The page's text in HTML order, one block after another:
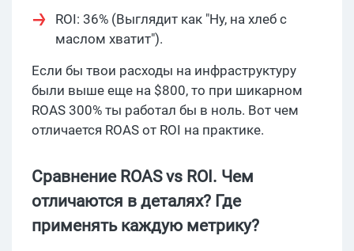
ROI: 36% (Выглядит как "Ну, на хлеб с
маслом хватит").
Если бы твои расходы на инфраструктуру
были выше еще на $800, то при шикарном
ROAS 300% ты работал бы в ноль. Вот чем
отличается ROAS от ROI на практике.
Сравнение ROAS vs ROI. Чем
отличаются в деталях? Где
применять каждую метрику?